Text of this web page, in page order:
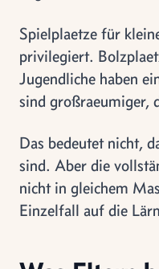
Spielplaetze für
privilegiert.
Jugendliche haben
sind großraeumiger,
Das bedeutet nicht,
sind. Aber die
nicht in gleichem
Einzelfall auf die